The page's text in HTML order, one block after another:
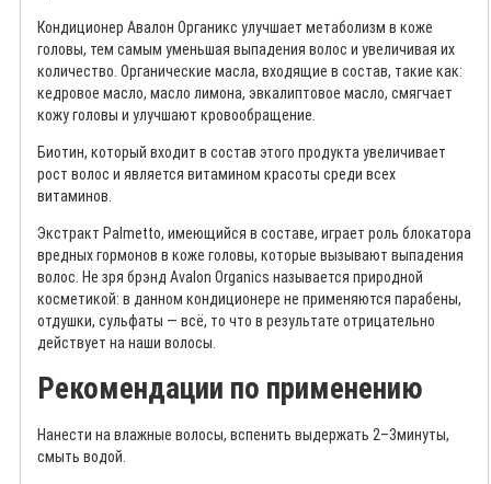
Кондиционер Авалон Органикс улучшает метаболизм в коже
головы, тем самым уменьшая выпадения волос и увеличивая их
количество. Органические масла, входящие в состав, такие как:
кедровое масло, масло лимона, эвкалиптовое масло, смягчает
кожу головы и улучшают кровообращение.
Биотин, который входит в состав этого продукта увеличивает
рост волос и является витамином красоты среди всех
витаминов.
Экстракт Palmetto, имеющийся в составе, играет роль блокатора
вредных гормонов в коже головы, которые вызывают выпадения
волос. Не зря брэнд Avalon Organics называется природной
косметикой: в данном кондиционере не применяются парабены,
отдушки, сульфаты — всё, то что в результате отрицательно
действует на наши волосы.
Рекомендации по применению
Нанести на влажные волосы, вспенить выдержать 2–3минуты,
смыть водой.